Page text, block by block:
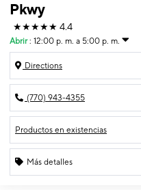
Pkwy
★★★★★ 4.4
Abrir : 12:00 p. m. a 5:00 p. m.
Directions
(770) 943-4355
Productos en existencias
Más detalles